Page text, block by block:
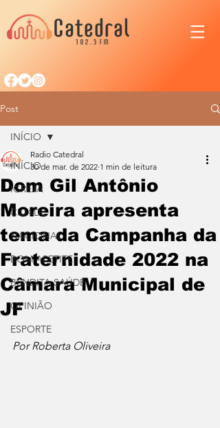
Post
INÍCIO
IGREJA
CIDADE
NACIONAL
BOM APETITE
BENDITA SAÚDE
OPINIÃO
ESPORTE
INÍCIO
Dom Gil Antônio
Moreira apresenta
tema da Campanha da
Fraternidade 2022 na
Câmara Municipal de
JF
Radio Catedral
30 de mar. de 2022 1 min de leitura
Por Roberta Oliveira